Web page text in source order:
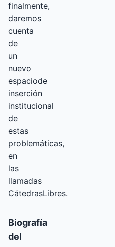
finalmente,
daremos
cuenta
de
un
nuevo
espaciode
inserción
institucional
de
estas
problemáticas,
en
las
llamadas
CátedrasLibres.
Biografía
del